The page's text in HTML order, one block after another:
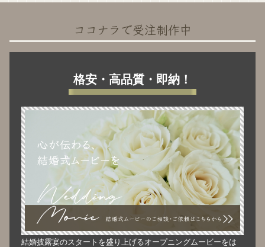
ココナラで受注制作中
格安・高品質・即納！
結婚披露宴のスタートを盛り上げるオープニングムービーをは